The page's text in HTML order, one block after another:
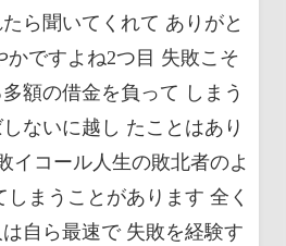
ら聞いてくれて ありがと
かですよね2つ目 失敗こそ
額の借金を負って しまう
ないに越し たことはあり
イコール人生の敗北者のよ
まうことがあります 全く
自ら最速で 失敗を経験す